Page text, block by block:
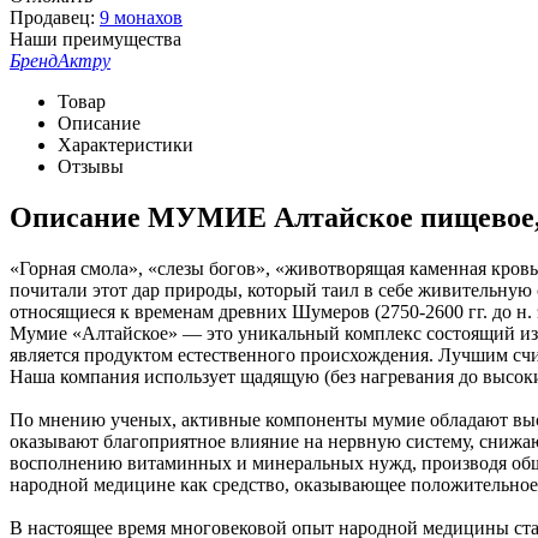
Продавец: 9 монахов
Наши преимущества
БрендАктру
Товар
Описание
Характеристики
Отзывы
Описание МУМИЕ Алтайское пищевое,
«Горная смола», «слезы богов», «животворящая каменная
почитали этот дар природы, который таил в себе
относящиеся к временам древних Шумеров (2750-2600 гг. до
Мумие «Алтайское» — это уникальный комплекс состоящий
является продуктом естественного происхождения. Лучшим
Наша компания использует щадящую (без нагревания до
По мнению ученых, активные компоненты мумие обладают
оказывают благоприятное влияние на нервную систему,
восполнению витаминных и минеральных нужд, производя
народной медицине как средство, оказывающее
В настоящее время многовековой опыт народной медицины